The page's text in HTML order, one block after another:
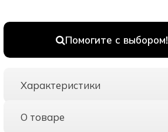
Помогите с выбором!
Характеристики
О товаре